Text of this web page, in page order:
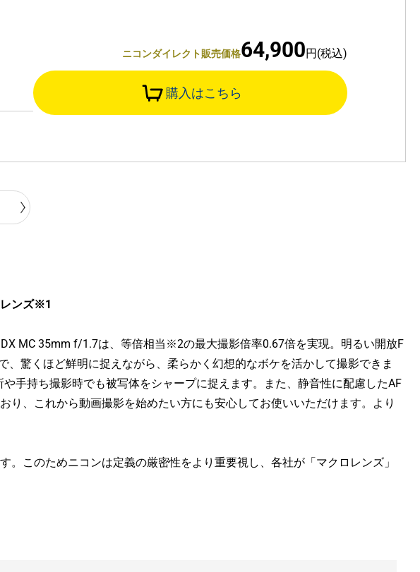
ニコンダイレクト販売価格64,900円(税込)
購入はこちら
レンズ※1
MC 35mm f/1.7は、等倍相当※2の最大撮影倍率0.67倍を実現。明るい開放F
驚くほど鮮明に捉えながら、柔らかく幻想的なボケを活かして撮影できま
手持ち撮影時でも被写体をシャープに捉えます。また、静音性に配慮したAF
、これから動画撮影を始めたい方にも安心してお使いいただけます。より
このためニコンは定義の厳密性をより重要視し、各社が「マクロレンズ」